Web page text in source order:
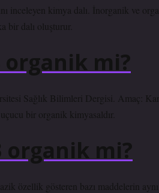
inceleyen kimya dalı. İnorganik ve
bir dalı oluşturur.
organik mi?
Sağlık Bilimleri Dergisi. Amaç:
uçucu bir organik kimyasaldır.
organik mi?
özellik gösteren bazı maddelerin